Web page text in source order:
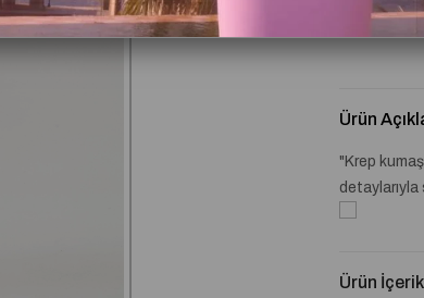
Kritik Stok
Ürün
"Krep
detaylarıyla
Ürün